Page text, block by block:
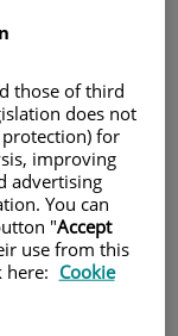
es
a
del Dia
de risc.
those of third
does not
for
improving
advertising
You can
"Accept
use from this
here: Cookie